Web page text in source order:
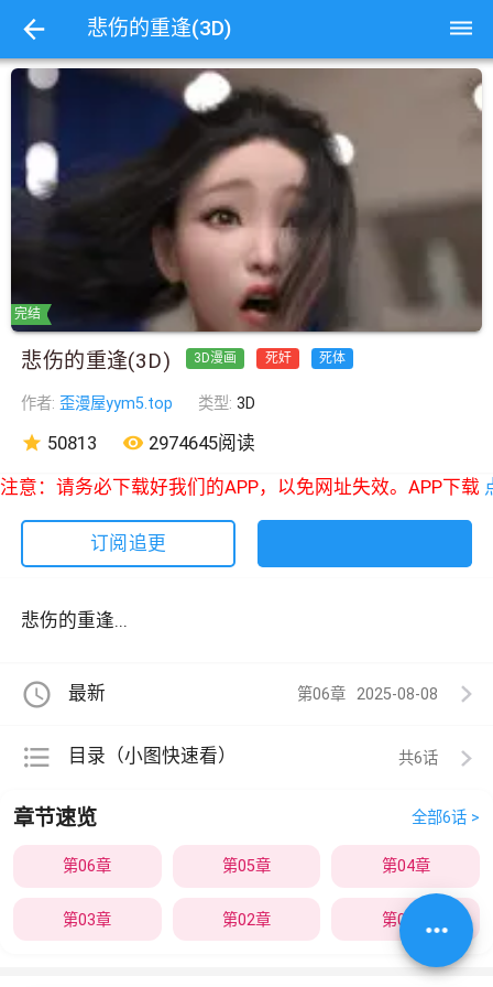
more_horiz
悲伤的重逢(3D) dehaze
完结
悲伤的重逢(3D) 3D漫画 死奸 死体
作者: 歪漫屋yym5.top 类型:3D
star 50813 remove_red_eye 2974645阅读
意：请务必下载好我们的APP，以免网址失效。APP下载
订阅追更
悲伤的重逢...
access_time 最新 第06章 2025-08-08
format_list_bulleted 目录（小图快速看） 共6
章节速览 全部6话 >
第06章 第05章 第04章
第03章 第02章 第01章